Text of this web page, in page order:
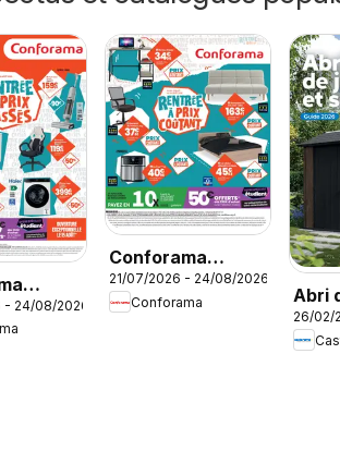
prix
24/08/2026
Conforama
catalogue
21/07/2026 - 24/08/2026
Conforama
Abri
26/02/